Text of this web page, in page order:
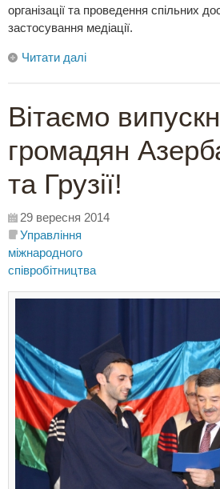
організації та проведення спільних
застосування медіації.
Читати далі
Вітаємо
громадян
та Грузії!
29 вересня 2014
Управління
міжнародного
співробітництва